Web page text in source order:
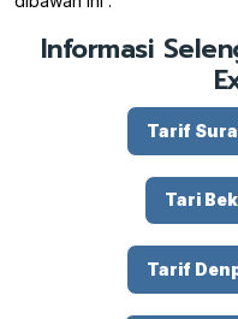
Informasi
Tarif
Tari
Tarif